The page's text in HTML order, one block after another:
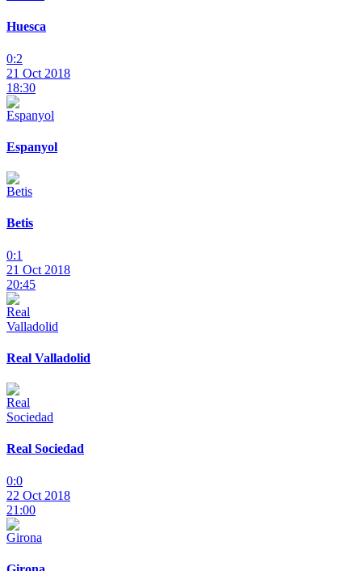
Huesca
0:2
21 Oct 2018
18:30
Espanyol
Betis
0:1
21 Oct 2018
20:45
Real Valladolid
Real Sociedad
0:0
22 Oct 2018
21:00